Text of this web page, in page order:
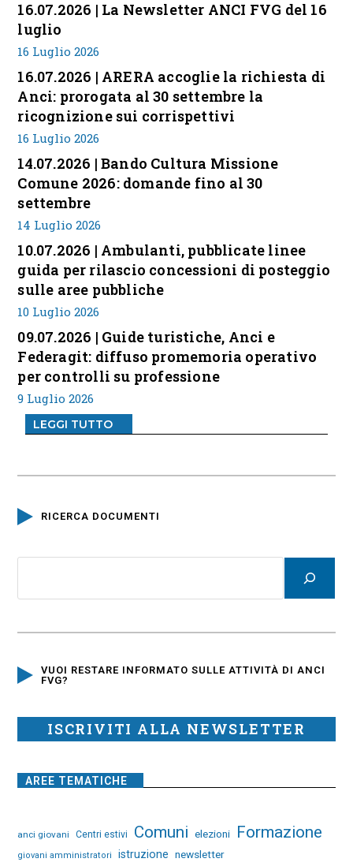
16.07.2026 | La Newsletter ANCI FVG del 16
luglio
16 Luglio 2026
16.07.2026 | ARERA accoglie la richiesta di
Anci: prorogata al 30 settembre la
ricognizione sui corrispettivi
16 Luglio 2026
14.07.2026 | Bando Cultura Missione
Comune 2026: domande fino al 30
settembre
14 Luglio 2026
10.07.2026 | Ambulanti, pubblicate linee
guida per rilascio concessioni di posteggio
sulle aree pubbliche
10 Luglio 2026
09.07.2026 | Guide turistiche, Anci e
Federagit: diffuso promemoria operativo
per controlli su professione
9 Luglio 2026
LEGGI TUTTO
RICERCA DOCUMENTI
VUOI RESTARE INFORMATO SULLE ATTIVITÀ DI ANCI
FVG?
ISCRIVITI ALLA NEWSLETTER
AREE TEMATICHE
anci giovani Centri estivi Comuni elezioni Formazione
giovani amministratori istruzione newsletter